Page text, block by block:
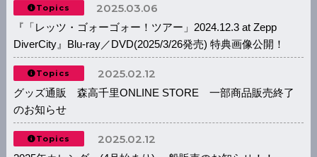
Topics 2025.03.06
『「レッツ・ゴォーゴォー！ツアー」2024.12.3 at Zepp
DiverCity』Blu-ray／DVD(2025/3/26発売) 特典画像公開！
Topics 2025.02.12
グッズ通販 森高千里ONLINE STORE 一部商品販売終了
のお知らせ
Topics 2025.02.12